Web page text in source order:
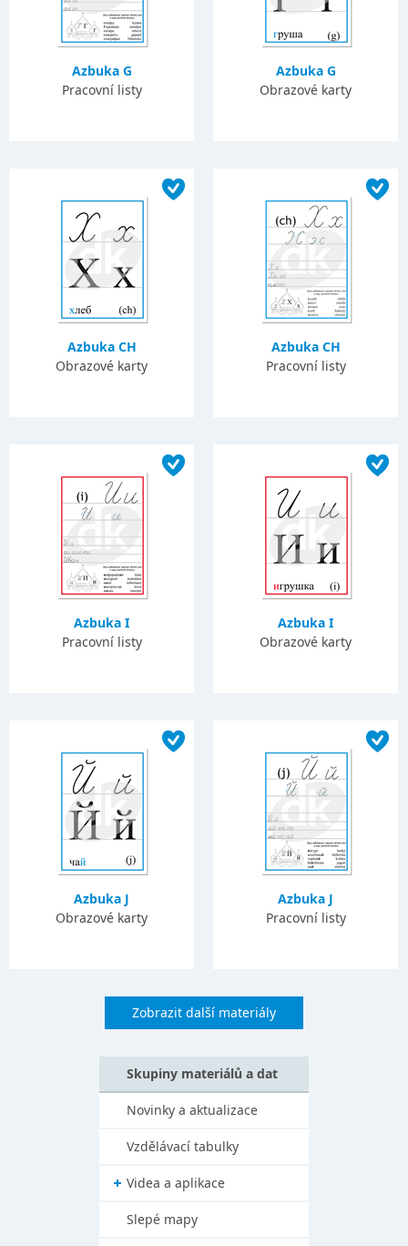
Azbuka G
Pracovní listy
Azbuka G
Obrazové karty
Azbuka CH
Obrazové karty
Azbuka CH
Pracovní listy
Azbuka I
Pracovní listy
Azbuka I
Obrazové karty
Azbuka J
Obrazové karty
Azbuka J
Pracovní listy
Zobrazit další materiály
Skupiny materiálů a dat
Novinky a aktualizace
Vzdělávací tabulky
Videa a aplikace
Slepé mapy